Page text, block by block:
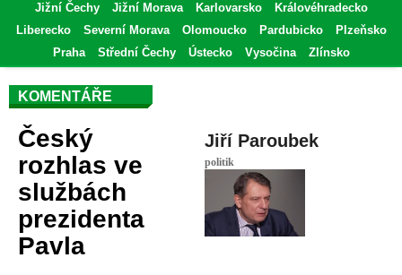
Jižní Čechy Jižní Morava Karlovarsko
Královéhradecko
Liberecko
Severní Morava Olomoucko Pardubicko
Plzeňsko
Praha
Střední Čechy Ústecko Vysočina Zlínsko
KOMENTÁŘE
Jiří Paroubek
politik
Český
rozhlas ve
službách
prezidenta
Pavla